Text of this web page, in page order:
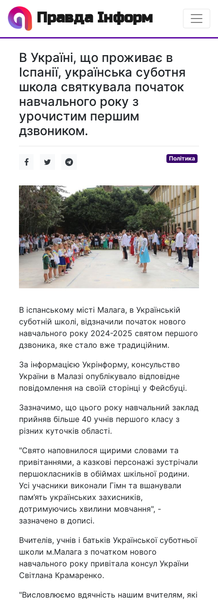
Правда Інформ
В Україні, що проживає в
Іспанії, українська суботня
школа святкувала початок
навчального року з
урочистим першим
дзвоником.
Політика
В іспанському місті Малага, в Українській
суботній школі, відзначили початок нового
навчального року 2024-2025 святом першого
дзвоника, яке стало вже традиційним.
За інформацією Укрінформу, консульство
України в Малазі опублікувало відповідне
повідомлення на своїй сторінці у Фейсбуці.
Зазначимо, що цього року навчальний заклад
прийняв більше 40 учнів першого класу з
різних куточків області.
"Свято наповнилося щирими словами та
привітаннями, а казкові персонажі зустрічали
першокласників в обіймах шкільної родини.
Усі учасники виконали Гімн та вшанували
пам’ять українських захисників,
дотримуючись хвилини мовчання", -
зазначено в дописі.
Вчителів, учнів і батьків Української суботньої
школи м.Малага з початком нового
навчального року привітала консул України
Світлана Крамаренко.
"Висловлюємо вдячність нашим вчителям, які